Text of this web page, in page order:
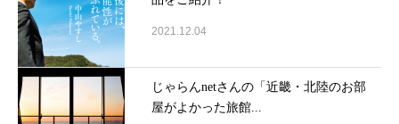
2021.12.04
じゃらんnetさんの「近畿・北陸のお部
屋がよかった旅館...